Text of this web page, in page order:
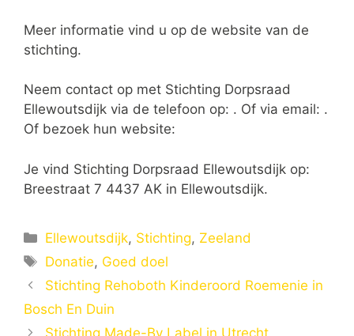
Meer informatie vind u op de website van de
stichting.
Neem contact op met Stichting Dorpsraad
Ellewoutsdijk via de telefoon op: . Of via email: .
Of bezoek hun website:
Je vind Stichting Dorpsraad Ellewoutsdijk op:
Breestraat 7 4437 AK in Ellewoutsdijk.
Categorieën
Ellewoutsdijk, Stichting, Zeeland
Tags
Donatie, Goed doel
Stichting Rehoboth Kinderoord Roemenie in
Bosch En Duin
Stichting Made-By Label in Utrecht